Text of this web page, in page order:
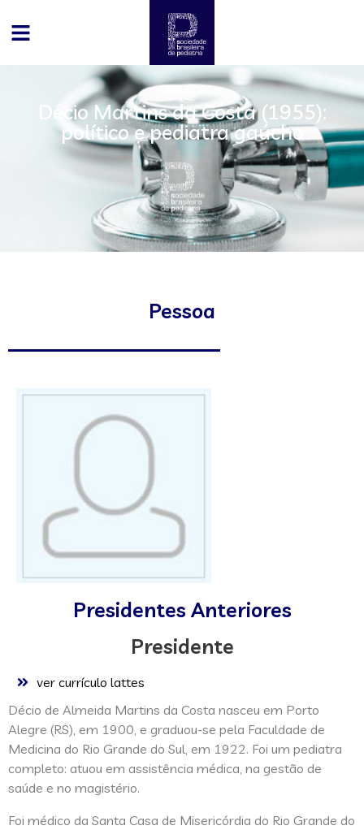
Décio Martins da Costa (1955):
político e pediatra gaúcho
Pessoa
Presidentes Anteriores
Presidente
ver currículo lattes
Décio de Almeida Martins da Costa nasceu em Porto
Alegre (RS), em 1900, e graduou-se pela Faculdade de
Medicina do Rio Grande do Sul, em 1922. Foi um pediatra
completo: atuou em assistência médica, na gestão de
saúde e no magistério.
Foi médico da Santa Casa de Misericórdia do Rio Grande do